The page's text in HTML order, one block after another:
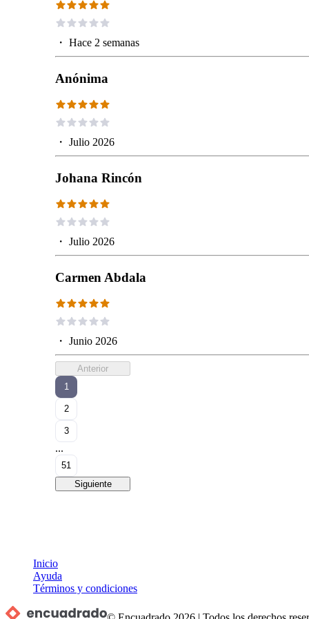
・ Hace 2 semanas
Anónima
・ Julio 2026
Johana Rincón
・ Julio 2026
Carmen Abdala
・ Junio 2026
Anterior
1
2
3
...
51
Siguiente
Inicio
Ayuda
Términos y condiciones